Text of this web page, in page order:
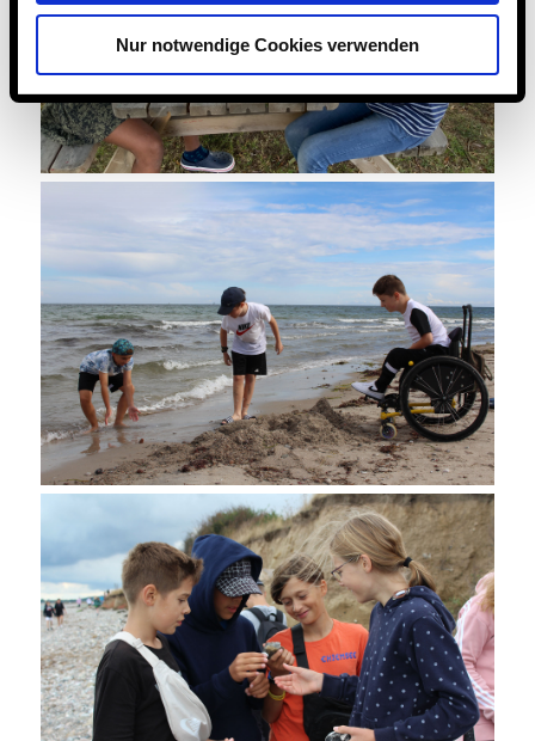
Nur notwendige Cookies verwenden